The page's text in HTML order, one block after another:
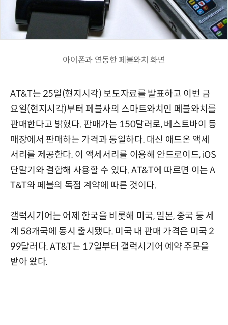
아이폰과 연동한 페블와치 화면
AT&T는 25일(현지시각) 보도자료를 발표하고 이번 금
요일(현지시각)부터 페블사의 스마트와치인 페블와치를
판매한다고 밝혔다. 판매가는 150달러로, 베스트바이 등
매장에서 판매하는 가격과 동일하다. 대신 애드온 액세
서리를 제공한다. 이 액세서리를 이용해 안드로이드, iOS
단말기와 결합해 사용할 수 있다. AT&T에 따르면 이는 A
T&T와 페블의 독점 계약에 따른 것이다.
갤럭시기어는 어제 한국을 비롯해 미국, 일본, 중국 등 세
계 58개국에 동시 출시됐다. 미국 내 판매 가격은 미국 2
99달러다. AT&T는 17일부터 갤럭시기어 예약 주문을
받아 왔다.